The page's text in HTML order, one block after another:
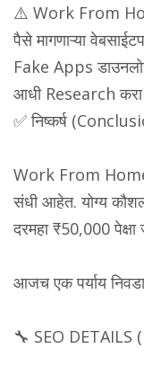
⚠️ Work From
पैसे मागणाऱ्या
Fake Apps
आधी Research करा
✅ निष्कर्ष
Work From
संधी आहेत. योग्य
दरमहा ₹50,000
आजच एक पर्याय
🔧 SEO